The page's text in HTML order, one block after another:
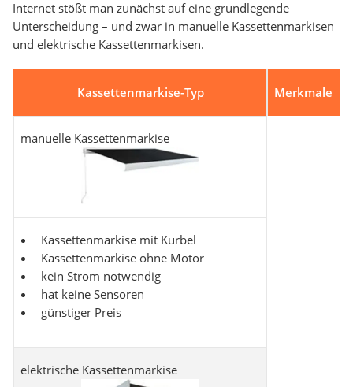
Internet stößt man zunächst auf eine grundlegende
Unterscheidung – und zwar in manuelle Kassettenmarkisen
und elektrische Kassettenmarkisen.
Kassettenmarkise-Typ Merkmale
manuelle Kassettenmarkise
Kassettenmarkise mit Kurbel
Kassettenmarkise ohne Motor
kein Strom notwendig
hat keine Sensoren
günstiger Preis
elektrische Kassettenmarkise